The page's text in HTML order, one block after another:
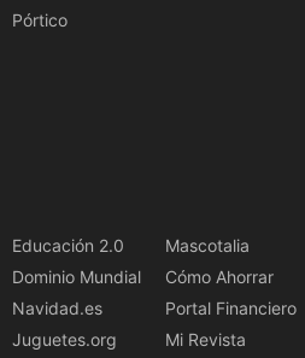
Pórtico
Educación 2.0
Dominio Mundial
Navidad.es
Juguetes.org
Mascotalia
Cómo Ahorrar
Portal Financiero
Mi Revista